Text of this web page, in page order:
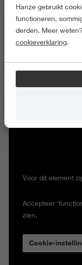
Voor dit element
Accepteer
zien.
Cookie-
Hanze gebruikt
functioneren,
derden. Meer
cookieverklaring.